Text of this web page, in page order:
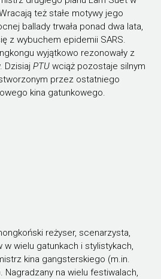
też stałe motywy jego
ballady trwała ponad dwa lata,
z wybuchem epidemii SARS.
wyjątkowo rezonowały z
DzisiajPTU wciąż pozostaje silnym
przez ostatniego
kina gatunkowego.
reżyser, scenarzysta,
wielu gatunkach i stylistykach,
kina gangsterskiego (m.in.
Nagradzany na wielu festiwalach,